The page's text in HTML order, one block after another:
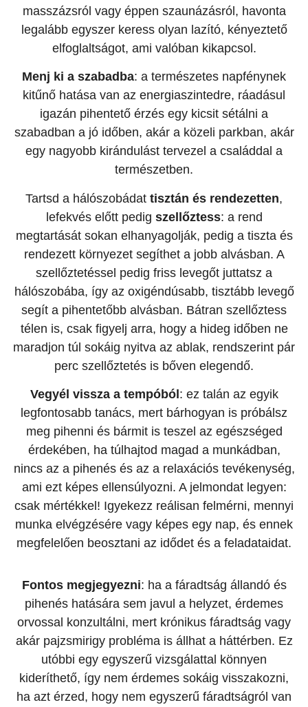
masszázsról vagy éppen szaunázásról, havonta
legalább egyszer keress olyan lazító, kényeztető
elfoglaltságot, ami valóban kikapcsol.
Menj ki a szabadba: a természetes napfénynek
kitűnő hatása van az energiaszintedre, ráadásul
igazán pihentető érzés egy kicsit sétálni a
szabadban a jó időben, akár a közeli parkban, akár
egy nagyobb kirándulást tervezel a családdal a
természetben.
Tartsd a hálószobádat tisztán és rendezetten,
lefekvés előtt pedig szellőztess: a rend
megtartását sokan elhanyagolják, pedig a tiszta és
rendezett környezet segíthet a jobb alvásban. A
szellőztetéssel pedig friss levegőt juttatsz a
hálószobába, így az oxigéndúsabb, tisztább levegő
segít a pihentetőbb alvásban. Bátran szellőztess
télen is, csak figyelj arra, hogy a hideg időben ne
maradjon túl sokáig nyitva az ablak, rendszerint pár
perc szellőztetés is bőven elegendő.
Vegyél vissza a tempóból : ez talán az egyik
legfontosabb tanács, mert bárhogyan is próbálsz
meg pihenni és bármit is teszel az egészséged
érdekében, ha túlhajtod magad a munkádban,
nincs az a pihenés és az a relaxációs tevékenység,
ami ezt képes ellensúlyozni. A jelmondat legyen:
csak mértékkel! Igyekezz reálisan felmérni, mennyi
munka elvégzésére vagy képes egy nap, és ennek
megfelelően beosztani az idődet és a feladataidat.
Fontos megjegyezni: ha a fáradtság állandó és
pihenés hatására sem javul a helyzet, érdemes
orvossal konzultálni, mert krónikus fáradtság vagy
akár pajzsmirigy probléma is állhat a háttérben. Ez
utóbbi egy egyszerű vizsgálattal könnyen
kideríthető, így nem érdemes sokáig visszakozni,
ha azt érzed, hogy nem egyszerű fáradtságról van